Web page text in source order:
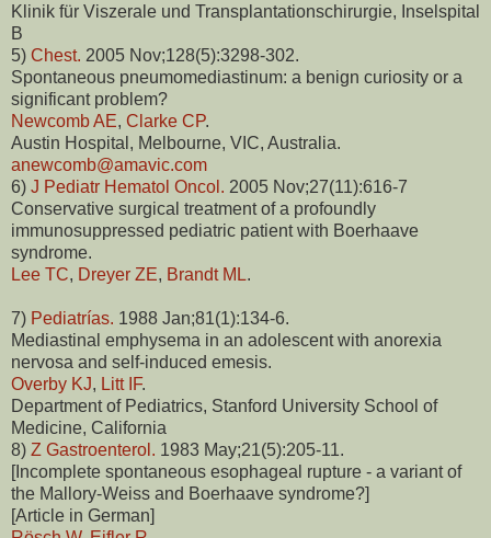
Klinik für Viszerale und Transplantationschirurgie, Inselspital
B
5) Chest. 2005 Nov;128(5):3298-302.
Spontaneous pneumomediastinum: a benign curiosity or a
significant problem?
Newcomb AE, Clarke CP.
Austin Hospital, Melbourne, VIC, Australia.
anewcomb@amavic.com
6) J Pediatr Hematol Oncol. 2005 Nov;27(11):616-7
Conservative surgical treatment of a profoundly
immunosuppressed pediatric patient with Boerhaave
syndrome.
Lee TC, Dreyer ZE, Brandt ML.
7) Pediatrías. 1988 Jan;81(1):134-6.
Mediastinal emphysema in an adolescent with anorexia
nervosa and self-induced emesis.
Overby KJ, Litt IF.
Department of Pediatrics, Stanford University School of
Medicine, California
8) Z Gastroenterol. 1983 May;21(5):205-11.
[Incomplete spontaneous esophageal rupture - a variant of
the Mallory-Weiss and Boerhaave syndrome?]
[Article in German]